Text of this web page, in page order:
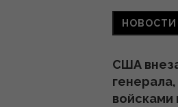
США
войсками